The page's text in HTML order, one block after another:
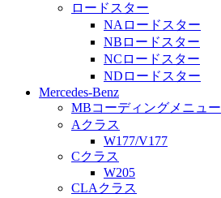
ロードスター
NAロードスター
NBロードスター
NCロードスター
NDロードスター
Mercedes-Benz
MBコーディングメニュー
Aクラス
W177/V177
Cクラス
W205
CLAクラス